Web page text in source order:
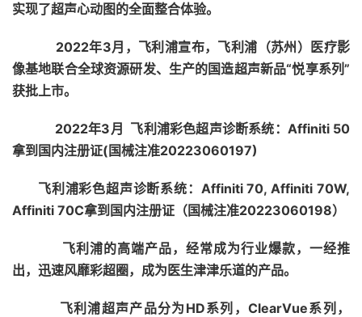
实现了超声心动图的全面整合体验。
2022年3月，飞利浦宣布，飞利浦（苏州）医疗影
像基地联合全球资源研发、生产的国造超声新品“悦享系列”
获批上市。
2022年3月 飞利浦彩色超声诊断系统：Affiniti 50
拿到国内注册证(国械注准20223060197)
飞利浦彩色超声诊断系统：Affiniti 70, Affiniti 70W,
Affiniti 70C拿到国内注册证（国械注准20223060198）
飞利浦的高端产品，经常成为行业爆款，一经推
出，迅速风靡彩超圈，成为医生津津乐道的产品。
飞利浦超声产品分为HD系列，ClearVue系列，